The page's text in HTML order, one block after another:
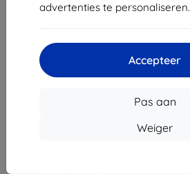
advertenties te personaliseren.
Accepteer
Pas aan
Weiger
Van totaal